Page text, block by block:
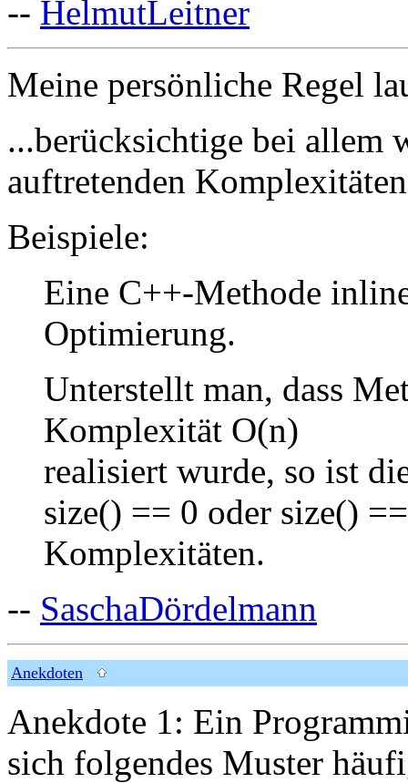
-- HelmutLeitner
Meine persönliche Regel
...berücksichtige bei allem
auftretenden
Beispiele:
Eine C++-Methode
Optimierung.
Unterstellt man, dass
Komplexität O(n)
realisiert wurde, so ist
size() == 0 oder size()
Komplexitäten.
-- SaschaDördelmann
Anekdoten
Anekdote 1: Ein
sich folgendes Muster